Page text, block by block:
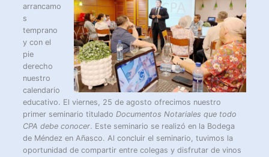
arrancamo
s
temprano
y con el
pie
derecho
nuestro
calendario
educativo. El viernes, 25 de agosto ofrecimos nuestro
primer seminario tituladoDocumentos Notariales que todo
CPA debe conocer. Este seminario se realizó en la Bodega
de Méndez en Añasco. Al concluir el seminario, tuvimos la
oportunidad de compartir entre colegas y disfrutar de vinos